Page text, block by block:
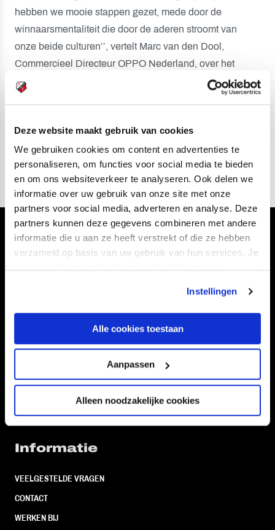
Deze website maakt gebruik van cookies
We gebruiken cookies om content en advertenties te
personaliseren, om functies voor social media te bieden
en om ons websiteverkeer te analyseren. Ook delen we
informatie over uw gebruik van onze site met onze
partners voor social media, adverteren en analyse. Deze
partners kunnen deze gegevens combineren met andere
informatie die u aan ze heeft verstrekt of die ze hebben
verzameld op basis van uw gebruik van hun services. Je
Instellingen
Alle cookies toestaan
Aanpassen
Alleen noodzakelijke cookies
hebben we mooie stappen gezet, mede door de
winnaarsmentaliteit die door de aderen stroomt van
onze beide culturen’’, vertelt Marc van den Dool,
Commercieel Directeur OPPO Nederland, over het
verlengde partnership. "We kijken ernaar uit om nog
meer supporters te laten kennis maken met onze
leggen van deze mooie club en het verschil te maken in
het dagelijkse leven van onze gebruikers.’’
Volg ons ook via
TEAMS
FOUNDATION
KAARTVERKOOP
BUSINESS
Informatie
VEELGESTELDE VRAGEN
CONTACT
WERKEN BIJ